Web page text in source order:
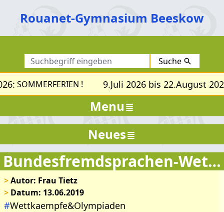
Rouanet-Gymnasium Beeskow
Suche
SOMMERFERIEN ! 9.Juli 2026 bis 22.August
Menu
Bundesfremdsprachen-Wettbewerb
>Autor: Frau Tietz
> Datum: 13.06.2019
#Wettkaempfe&Olympiaden
Neues